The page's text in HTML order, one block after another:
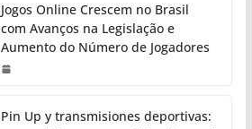
Jogos Online Crescem no Brasil
com Avanços na Legislação e
Aumento do Número de Jogadores
Pin Up y transmisiones deportivas: